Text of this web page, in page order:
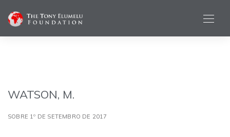
WATSON, M.
SOBRE 1º DE SETEMBRO DE 2017